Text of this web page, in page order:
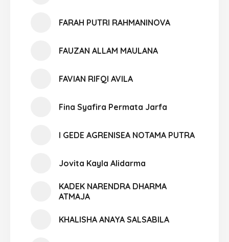
FARAH PUTRI RAHMANINOVA
FAUZAN ALLAM MAULANA
FAVIAN RIFQI AVILA
Fina Syafira Permata Jarfa
I GEDE AGRENISEA NOTAMA PUTRA
Jovita Kayla Alidarma
KADEK NARENDRA DHARMA
ATMAJA
KHALISHA ANAYA SALSABILA